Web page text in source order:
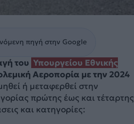
πηγή στην Google
του Υπουργείου Εθνικής
Αεροπορία με την 2024
ή μεταφερθεί στην
πρώτης έως και τέταρτης
και κατηγορίες: